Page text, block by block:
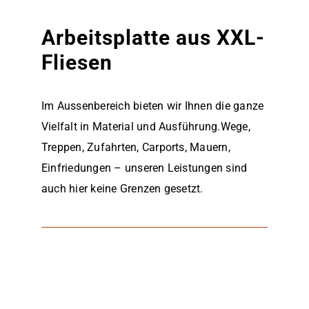
Arbeitsplatte aus XXL-
Fliesen
Im Aussenbereich bieten wir Ihnen die ganze
Vielfalt in Material und Ausführung.Wege,
Treppen, Zufahrten, Carports, Mauern,
Einfriedungen – unseren Leistungen sind
auch hier keine Grenzen gesetzt.